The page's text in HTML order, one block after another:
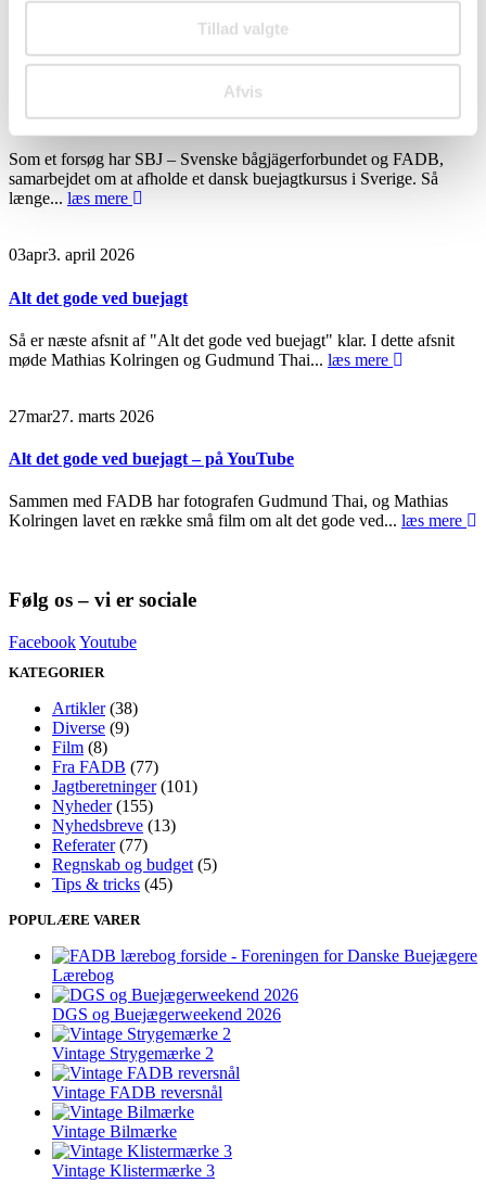
Tillad valgte
Afvis
Dansk buejagtkursus i Sverige.
Som et forsøg har SBJ – Svenske bågjägerforbundet og FADB,
samarbejdet om at afholde et dansk buejagtkursus i Sverige. Så
længe... læs mere
03apr3. april 2026
Alt det gode ved buejagt
Så er næste afsnit af "Alt det gode ved buejagt" klar. I dette afsnit
møde Mathias Kolringen og Gudmund Thai... læs mere
27mar27. marts 2026
Alt det gode ved buejagt – på YouTube
Sammen med FADB har fotografen Gudmund Thai, og Mathias
Kolringen lavet en række små film om alt det gode ved... læs mere
Følg os – vi er sociale
FacebookYoutube
KATEGORIER
Artikler(38)
Diverse (9)
Film (8)
Fra FADB (77)
Jagtberetninger(101)
Nyheder(155)
Nyhedsbreve (13)
Referater(77)
Regnskab og budget (5)
Tips & tricks (45)
POPULÆRE VARER
Lærebog
DGS og Buejægerweekend 2026
Vintage Strygemærke 2
Vintage FADB reversnål
Vintage Bilmærke
Vintage Klistermærke 3